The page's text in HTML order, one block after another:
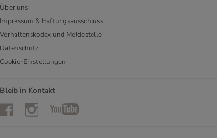
Über uns
Impressum & Haftungsausschluss
Verhaltenskodex und Meldestelle
Datenschutz
Cookie-Einstellungen
Bleib in Kontakt
FacebookInstagramYouTube